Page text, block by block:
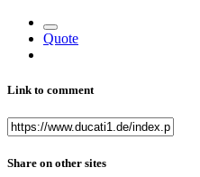
Quote
Link to comment
Share on other sites